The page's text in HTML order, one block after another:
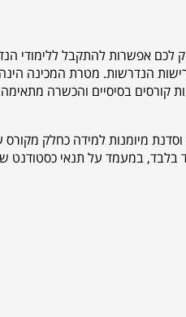
לכם אפשרות להתקבל ללימודי
הנדרשות. מטרת המכינה
קורסים בסיסיים והכשרה
בלבד, במעמד על תנאי כסטודנט